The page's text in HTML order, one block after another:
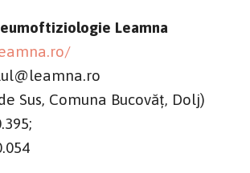
Leamna
Sus, Comuna Bucovăț, Dolj)